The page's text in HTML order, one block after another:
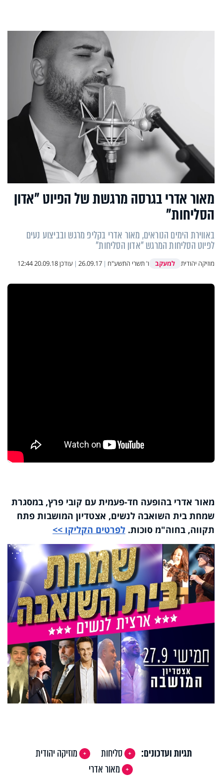
מאור אדרי בגרסה מרגשת של הפיוט "אדון
הסליחות"
באווירת הימים הנוראים, מאור אדרי בקליפ מרגש ובביצוע נעים
לפיוט הסליחות המרגש "אדון הסליחות"
מוזיקה יהודית למעקב ו' תשרי התשע"ח |
26.09.17
| עודכן20.09.18 12:44
מאור אדרי בהופעה חד-פעמית עם קובי פרץ, במסגרת
שמחת בית השואבה לנשים, אצטדיון המושבות פתח
תקווה, בחוה"מ סוכות. לפרטים הקליקו >>
תגיות ועדכונים: סליחות
מוזיקה יהודית
מאור אדרי